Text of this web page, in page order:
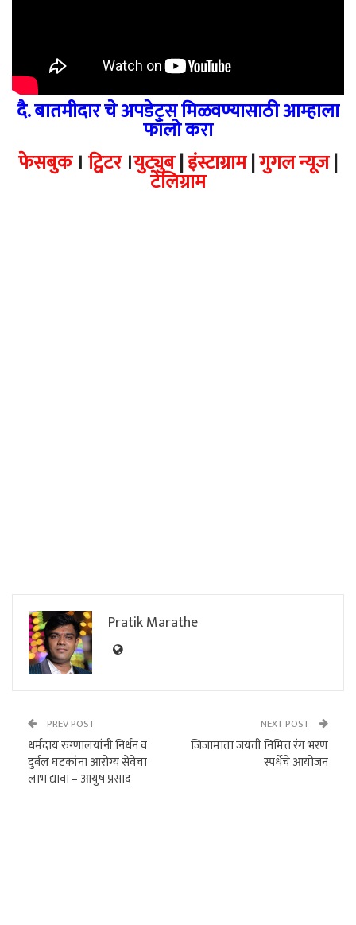
दै. बातमीदार चे अपडेट्स मिळवण्यासाठी आम्हाला
फॉलो करा
फेसबुक। ट्विटर।युट्युब|इंस्टाग्राम|गुगल न्यूज|
टेलिग्राम
Pratik Marathe
PREV POST
धर्मदाय रुग्णालयांनी निर्धन व
दुर्बल घटकांना आरोग्य सेवेचा
लाभ द्यावा – आयुष प्रसाद
NEXT POST
जिजामाता जयंती निमित्त रंग भरण
स्पर्धेचे आयोजन